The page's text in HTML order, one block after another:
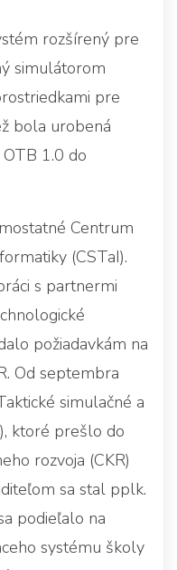
rozšírený pre
simulátorom
pre
bola urobená
1.0 do
Centrum
(CSTaI).
s partnermi
požiadavkám na
Od septembra
simulačné a
ktoré prešlo do
rozvoja (CKR)
sa stal pplk.
podieľalo na
systému školy